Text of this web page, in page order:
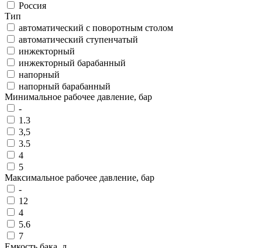
Россия
Тип
автоматический с поворотным столом
автоматический ступенчатый
инжекторный
инжекторный барабанный
напорный
напорный барабанный
Минимальное рабочее давление, бар
-
1.3
3,5
3.5
4
5
Максимальное рабочее давление, бар
-
12
4
5.6
7